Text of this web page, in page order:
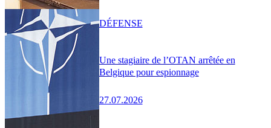
Une stagiaire de l’OTAN arrêtée en
Belgique pour espionnage
27.07.2026
DÉFENSE